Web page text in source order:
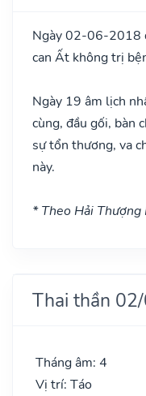
Ngày 02-06-2018
can Ất không trị
Ngày 19 âm lịch
cùng, đầu gối, bàn
sự tổn thương, va
này.
* Theo Hải Thượng
Thai thần
Tháng âm: 4
Vị trí: Táo